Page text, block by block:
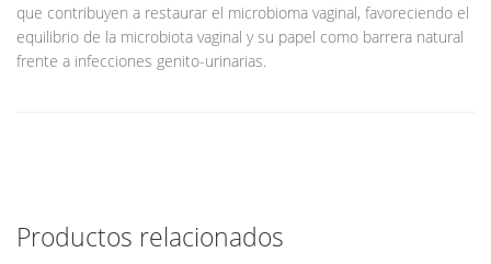
que contribuyen a restaurar el microbioma vaginal, favoreciendo el
equilibrio de la microbiota vaginal y su papel como barrera natural
frente a infecciones genito-urinarias.
Productos relacionados